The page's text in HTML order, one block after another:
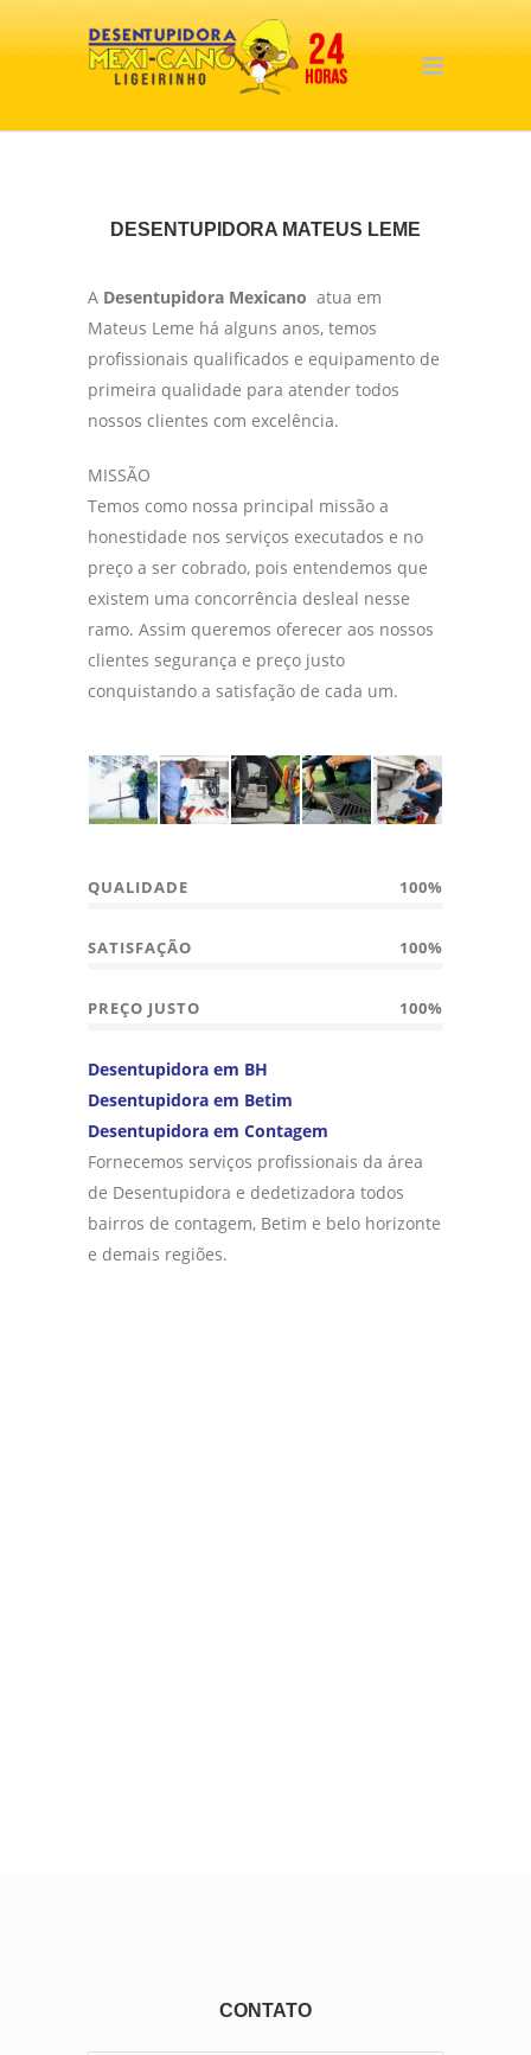
DESENTUPIDORA MATEUS LEME
A Desentupidora Mexicano atua em
Mateus Leme há alguns anos, temos
profissionais qualificados e equipamento de
primeira qualidade para atender todos
nossos clientes com excelência.
MISSÃO
Temos como nossa principal missão a
honestidade nos serviços executados e no
preço a ser cobrado, pois entendemos que
existem uma concorrência desleal nesse
ramo. Assim queremos oferecer aos nossos
clientes segurança e preço justo
conquistando a satisfação de cada um.
QUALIDADE 100%
SATISFAÇÃO 100%
PREÇO JUSTO 100%
Desentupidora em BH
Desentupidora em Betim
Desentupidora em Contagem
Fornecemos serviços profissionais da área
de Desentupidora e dedetizadora todos
bairros de contagem, Betim e belo horizonte
e demais regiões.
CONTATO